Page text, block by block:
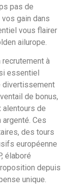
pas de
gain dans
vous flairer
ailurope.
à
essentiel
divertissement
de bonus,
alentours de
Ces
des tours
européenne
élaboré
depuis
unique.